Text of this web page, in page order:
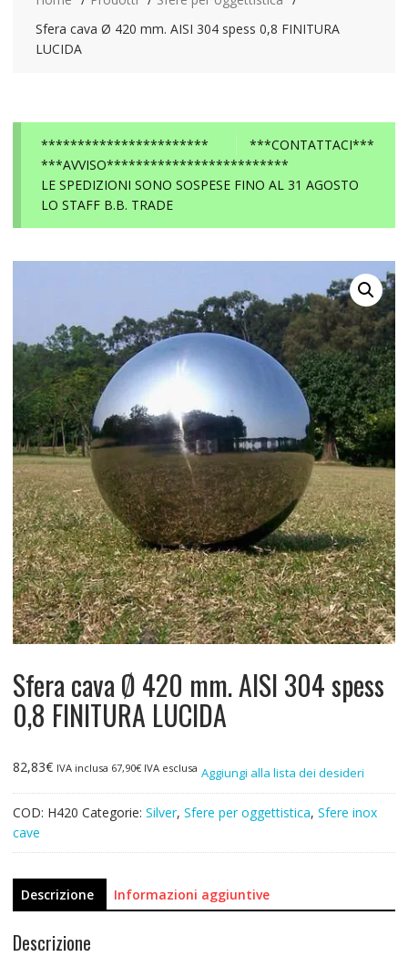
Sfera cava Ø 420 mm. AISI 304 spess 0,8 FINITURA
LUCIDA
***CONTATTACI***
***********************
***AVVISO*************************
LE SPEDIZIONI SONO SOSPESE FINO AL 31 AGOSTO
LO STAFF B.B. TRADE
Sfera cava Ø 420 mm. AISI 304 spess
0,8 FINITURA LUCIDA
82,83€ IVA inclusa 67,90€IVA esclusa Aggiungi alla lista dei desideri
COD: H420 Categorie: Silver, Sfere per oggettistica, Sfere inox
cave
Descrizione Informazioni aggiuntive
Descrizione